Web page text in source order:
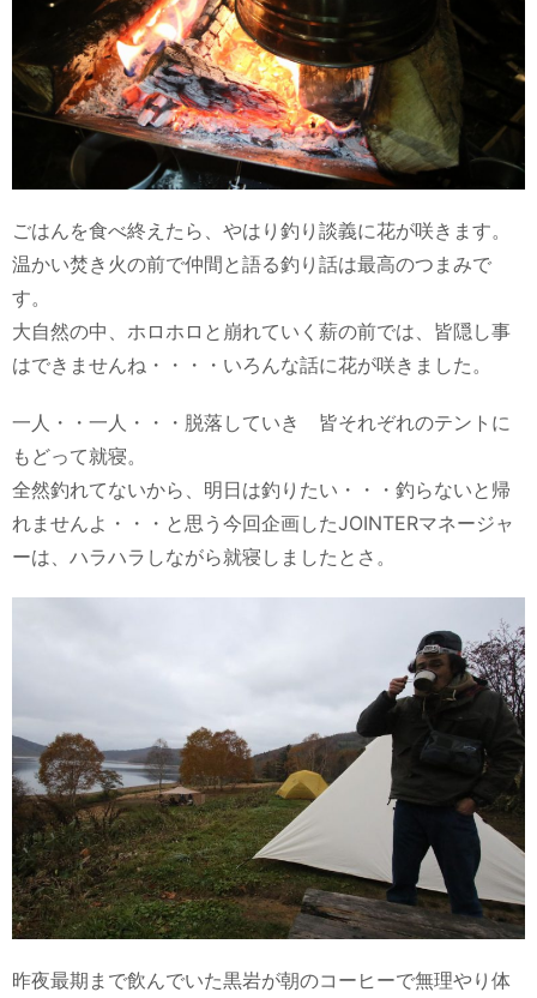
ごはんを食べ終えたら、やはり釣り談義に花が咲きます。
温かい焚き火の前で仲間と語る釣り話は最高のつまみで
す。
大自然の中、ホロホロと崩れていく薪の前では、皆隠し事
はできませんね・・・・いろんな話に花が咲きました。
一人・・一人・・・脱落していき 皆それぞれのテントに
もどって就寝。
全然釣れてないから、明日は釣りたい・・・釣らないと帰
れませんよ・・・と思う今回企画したJOINTERマネージャ
ーは、ハラハラしながら就寝しましたとさ。
昨夜最期まで飲んでいた黒岩が朝のコーヒーで無理やり体